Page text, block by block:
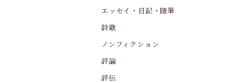
エッセイ・日記・随筆
詩歌
ノンフィクション
評論
評伝